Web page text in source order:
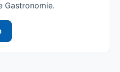
Gastronomie.